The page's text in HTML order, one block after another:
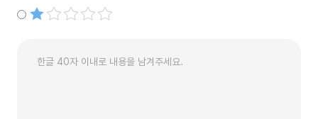
별점1개